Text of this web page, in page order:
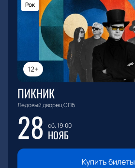
12+
Рок
ПИКНИК
Ледовый дворец СПб
28 сб, 19:00
НОЯБ
Купить билеты